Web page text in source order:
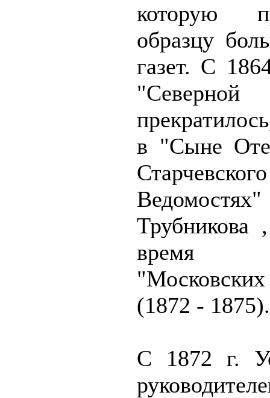
которую
образцу
газет. С
в "Сыне
время
(1872 - 1875).
С 1872 г.